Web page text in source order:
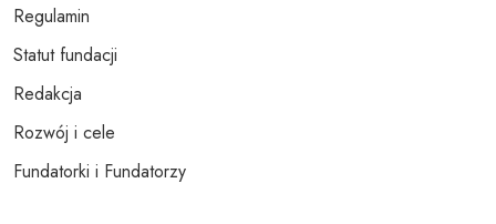
Regulamin
Statut fundacji
Redakcja
Rozwój i cele
Fundatorki i Fundatorzy